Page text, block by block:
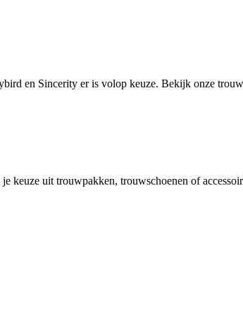
en Sincerity er is volop keuze. Bekijk onze
keuze uit trouwpakken, trouwschoenen of